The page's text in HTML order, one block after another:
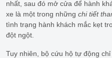
nhất, sau đó mở cửa để hành
xe là một trong những chi tiết
tình trạng hành khách mắc kẹt
đột ngột.
Tuy nhiên, bộ cứu hộ tự động